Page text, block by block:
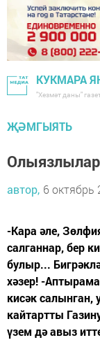
КУКМАРА
"Хезмәт даны"
ҖӘМГЫЯТЬ
автор, 6 октябрь
-Кара әле,
салганнар, бер
булыр...
хәзер! -
кисәк
кайтартты
үзем дә авыз